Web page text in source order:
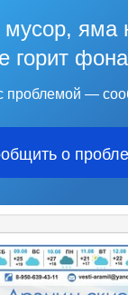
мусор, яма
горит
проблемой —
о